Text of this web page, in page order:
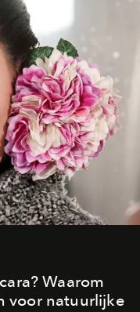
Waarom
voor natuurlijke